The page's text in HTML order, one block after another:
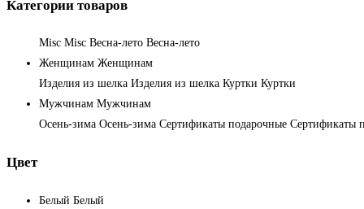
Категории товаров
Misc Misc Весна-лето Весна-лето
Женщинам Женщинам
Изделия из шелка Изделия из шелка Куртки Куртки
Мужчинам Мужчинам
Осень-зима Осень-зима Сертификаты подарочные Сертификаты
Цвет
Белый Белый